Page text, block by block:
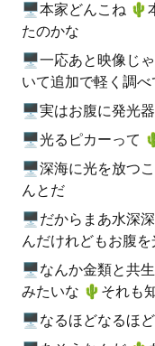
🖥本家どんこね 🌵️
たのかな
🖥一応あと映像じ
いて追加で軽く調
🖥実はお腹に発光
🖥光るピカーって
🖥深海に光を放つ
んとだ
🖥だからまあ水深深
んだけれどもお腹
🖥なんか金類と共生
みたいな 🌵️それも
🖥なるほどなるほ